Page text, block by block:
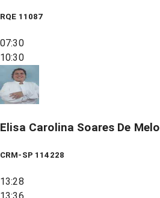
RQE 11087
07:30
10:30
Elisa Carolina Soares De Melo
CRM-SP 114228
13:28
13:36